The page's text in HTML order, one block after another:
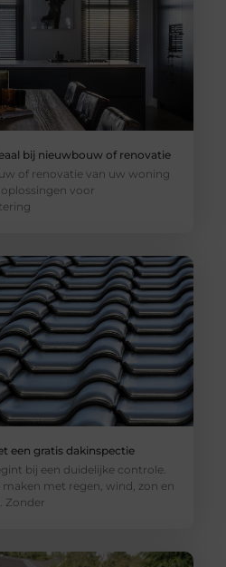
bij nieuwbouw of renovatie
of renovatie van uw woning
voor
een gratis dakinspectie
bij een duidelijke controle.
maken met regen, wind, zon en
Zonder